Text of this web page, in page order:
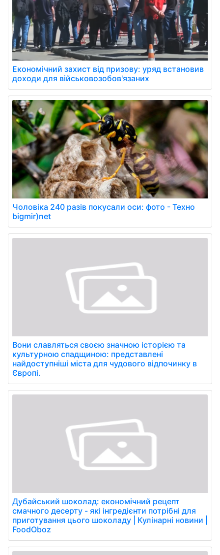
Економічний захист від призову: уряд встановив
доходи для військовозобов'язаних
Чоловіка 240 разів покусали оси: фото - Техно
bigmir)net
Вони славляться своєю значною історією та
культурною спадщиною: представлені
найдоступніші міста для чудового відпочинку в
Європі.
Дубайський шоколад: економічний рецепт
смачного десерту - які інгредієнти потрібні для
приготування цього шоколаду | Кулінарні новини |
FoodOboz